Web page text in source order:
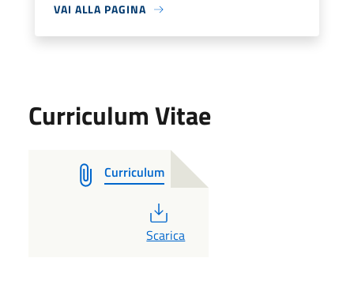
VAI ALLA PAGINA
Curriculum Vitae
Curriculum
PDF
Scarica